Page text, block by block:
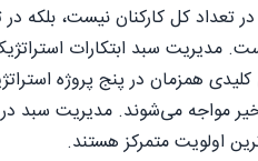
تعداد کل کارکنان نیست، بلکه
سبد ابتکارات استراتژیک
در پنج پروژه استراتژیک
مواجه می‌شوند. مدیریت سبد در
اولویت متمرکز هستند.